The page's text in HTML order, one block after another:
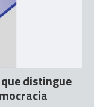
distingue